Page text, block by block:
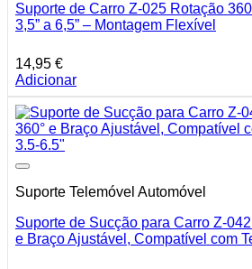
Suporte de Carro Z-025 Rotação
3,5” a 6,5” – Montagem Flexível
14,95 €
Adicionar
Suporte Telemóvel Automóvel
Suporte de Sucção para Carro Z-
e Braço Ajustável, Compatível com